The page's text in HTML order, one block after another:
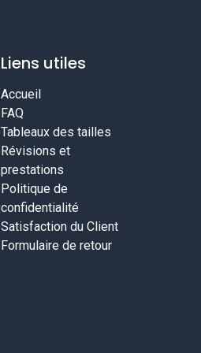
Liens utiles
Accueil
FAQ
Tableaux des tailles
Révisions et
prestations
Politique de
confidentialité
Satisfaction du Client
Formulaire de retour